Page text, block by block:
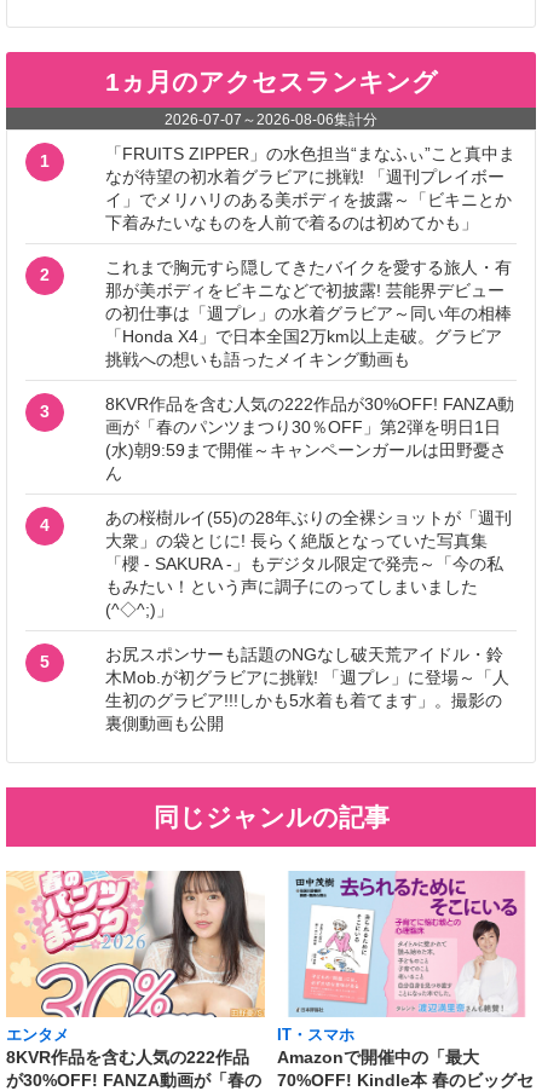
1ヵ月のアクセスランキング
2026-07-07 ～2026-08-06集計分
1
「FRUITS ZIPPER」の水色担当“まなふぃ”こと真中ま
なが待望の初水着グラビアに挑戦! 「週刊プレイボー
イ」でメリハリのある美ボディを披露～「ビキニとか
下着みたいなものを人前で着るのは初めてかも」
2
これまで胸元すら隠してきたバイクを愛する旅人・有
那が美ボディをビキニなどで初披露! 芸能界デビュー
の初仕事は「週プレ」の水着グラビア～同い年の相棒
「Honda X4」で日本全国2万km以上走破。グラビア
挑戦への想いも語ったメイキング動画も
3
8KVR作品を含む人気の222作品が30%OFF! FANZA動
画が「春のパンツまつり30％OFF」第2弾を明日1日
(水)朝9:59まで開催～キャンペーンガールは田野憂さ
ん
4
あの桜樹ルイ(55)の28年ぶりの全裸ショットが「週刊
大衆」の袋とじに! 長らく絶版となっていた写真集
「櫻 - SAKURA -」もデジタル限定で発売～「今の私
もみたい！という声に調子にのってしまいました
(^◇^;)」
5
お尻スポンサーも話題のNGなし破天荒アイドル・鈴
木Mob.が初グラビアに挑戦! 「週プレ」に登場～「人
生初のグラビア!!!しかも5水着も着てます」。撮影の
裏側動画も公開
同じジャンルの記事
エンタメ
8KVR作品を含む人気の222作品
が30%OFF! FANZA動画が「春の
IT・スマホ
Amazonで開催中の「最大
70%OFF! Kindle本 春のビッグセ